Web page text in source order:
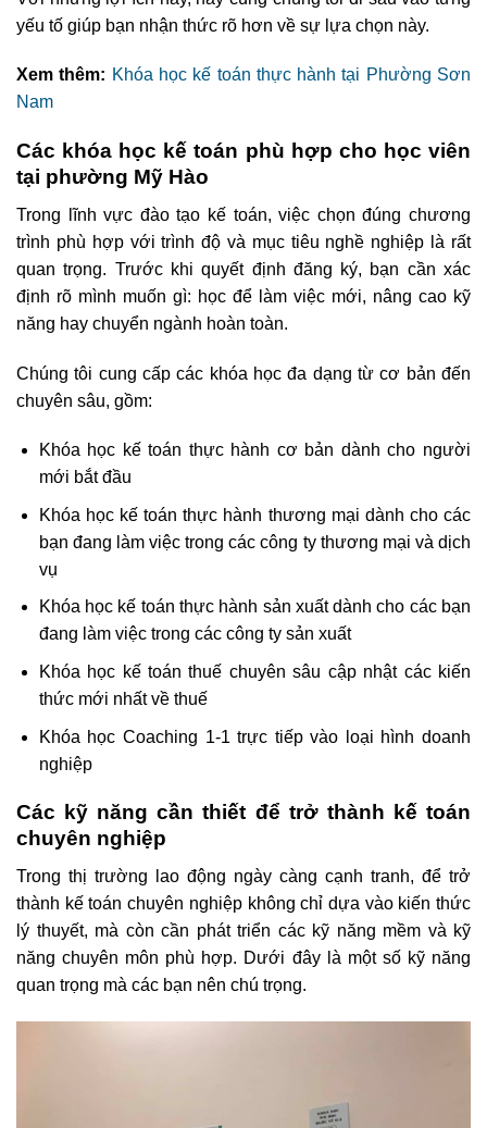
yếu tố giúp bạn nhận thức rõ hơn về sự lựa chọn này.
Xem thêm: Khóa học kế toán thực hành tại Phường Sơn
Nam
Các khóa học kế toán phù hợp cho học viên
tại phường Mỹ Hào
Trong lĩnh vực đào tạo kế toán, việc chọn đúng chương
trình phù hợp với trình độ và mục tiêu nghề nghiệp là rất
quan trọng. Trước khi quyết định đăng ký, bạn cần xác
định rõ mình muốn gì: học để làm việc mới, nâng cao kỹ
năng hay chuyển ngành hoàn toàn.
Chúng tôi cung cấp các khóa học đa dạng từ cơ bản đến
chuyên sâu, gồm:
Khóa học kế toán thực hành cơ bản dành cho người
mới bắt đầu
Khóa học kế toán thực hành thương mại dành cho các
bạn đang làm việc trong các công ty thương mại và dịch
vụ
Khóa học kế toán thực hành sản xuất dành cho các bạn
đang làm việc trong các công ty sản xuất
Khóa học kế toán thuế chuyên sâu cập nhật các kiến
thức mới nhất về thuế
Khóa học Coaching 1-1 trực tiếp vào loại hình doanh
nghiệp
Các kỹ năng cần thiết để trở thành kế toán
chuyên nghiệp
Trong thị trường lao động ngày càng cạnh tranh, để trở
thành kế toán chuyên nghiệp không chỉ dựa vào kiến thức
lý thuyết, mà còn cần phát triển các kỹ năng mềm và kỹ
năng chuyên môn phù hợp. Dưới đây là một số kỹ năng
quan trọng mà các bạn nên chú trọng.